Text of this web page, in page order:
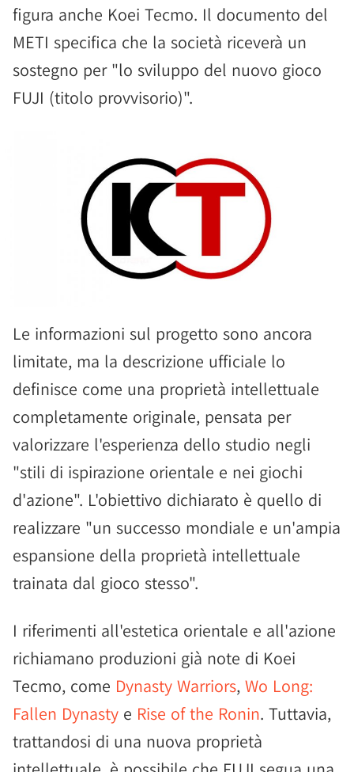
figura anche Koei Tecmo. Il documento del
METI specifica che la società riceverà un
sostegno per "lo sviluppo del nuovo gioco
FUJI (titolo provvisorio)".
Le informazioni sul progetto sono ancora
limitate, ma la descrizione ufficiale lo
definisce come una proprietà intellettuale
completamente originale, pensata per
valorizzare l'esperienza dello studio negli
"stili di ispirazione orientale e nei giochi
d'azione". L'obiettivo dichiarato è quello di
realizzare "un successo mondiale e un'ampia
espansione della proprietà intellettuale
trainata dal gioco stesso".
I riferimenti all'estetica orientale e all'azione
richiamano produzioni già note di Koei
Tecmo, come Dynasty Warriors, Wo Long:
Fallen Dynasty e Rise of the Ronin. Tuttavia,
trattandosi di una nuova proprietà